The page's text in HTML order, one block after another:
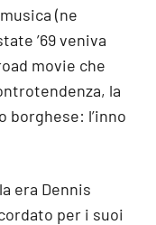
(ne
’69 veniva
movie che
la
borghese: l’inno
era Dennis
per i suoi